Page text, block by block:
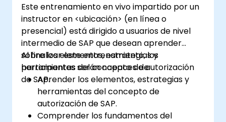
Este entrenamiento en vivo impartido por un
instructor en <ubicación> (en línea o
presencial) está dirigido a usuarios de nivel
intermedio de SAP que desean aprender
sobre los elementos, estrategias y
herramientas del concepto de autorización
de SAP.
Al finalizar este entrenamiento, los
participantes serán capaces de:
Aprender los elementos, estrategias y
herramientas del concepto de
autorización de SAP.
Comprender los fundamentos del